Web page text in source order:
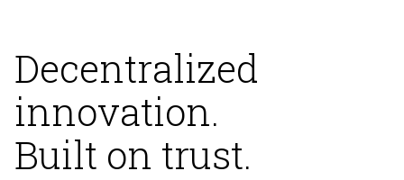
Decentralized
innovation.
Built on trust.